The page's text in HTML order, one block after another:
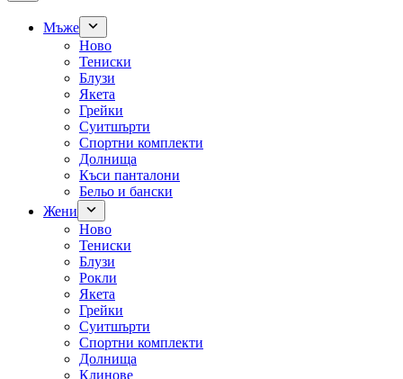
Мъже
Ново
Тениски
Блузи
Якета
Грейки
Суитшърти
Спортни комплекти
Долнища
Къси панталони
Бельо и бански
Жени
Ново
Тениски
Блузи
Рокли
Якета
Грейки
Суитшърти
Спортни комплекти
Долнища
Клинове